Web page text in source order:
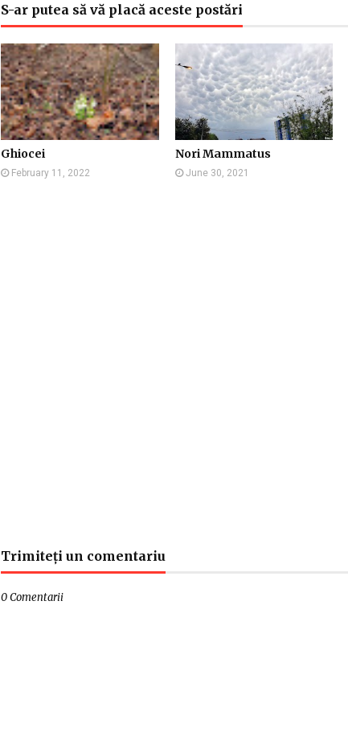
S-ar putea să vă placă aceste postări
Ghiocei
February 11, 2022
Nori Mammatus
June 30, 2021
Trimiteți un comentariu
0 Comentarii